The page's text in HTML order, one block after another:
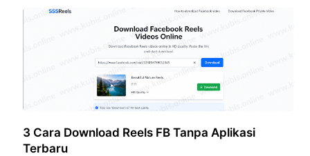
3 Cara Download Reels FB Tanpa Aplikasi
Terbaru